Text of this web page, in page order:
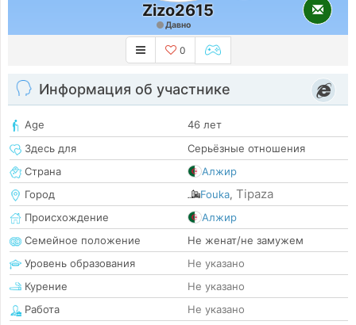
Zizo2615
Давно
0
Информация об участнике
Age
46 лет
Здесь для
Серьёзные отношения
Страна
Алжир
Город
Fouka, Tipaza
Происхождение
Алжир
Семейное положение
Не женат/не замужем
Уровень образования
Не указано
Курение
Не указано
Работа
Не указано